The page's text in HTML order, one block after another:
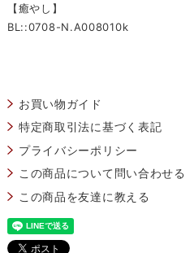
【癒やし】
BL::0708-N.A008010k
お買い物ガイド
特定商取引法に基づく表記
プライバシーポリシー
この商品について問い合わせる
この商品を友達に教える